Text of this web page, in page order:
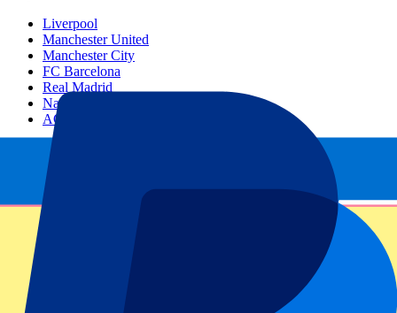
Liverpool
Manchester United
Manchester City
FC Barcelona
Real Madrid
Napoli
AC Milan
Populaire events
GP Spanje
Alle sporten